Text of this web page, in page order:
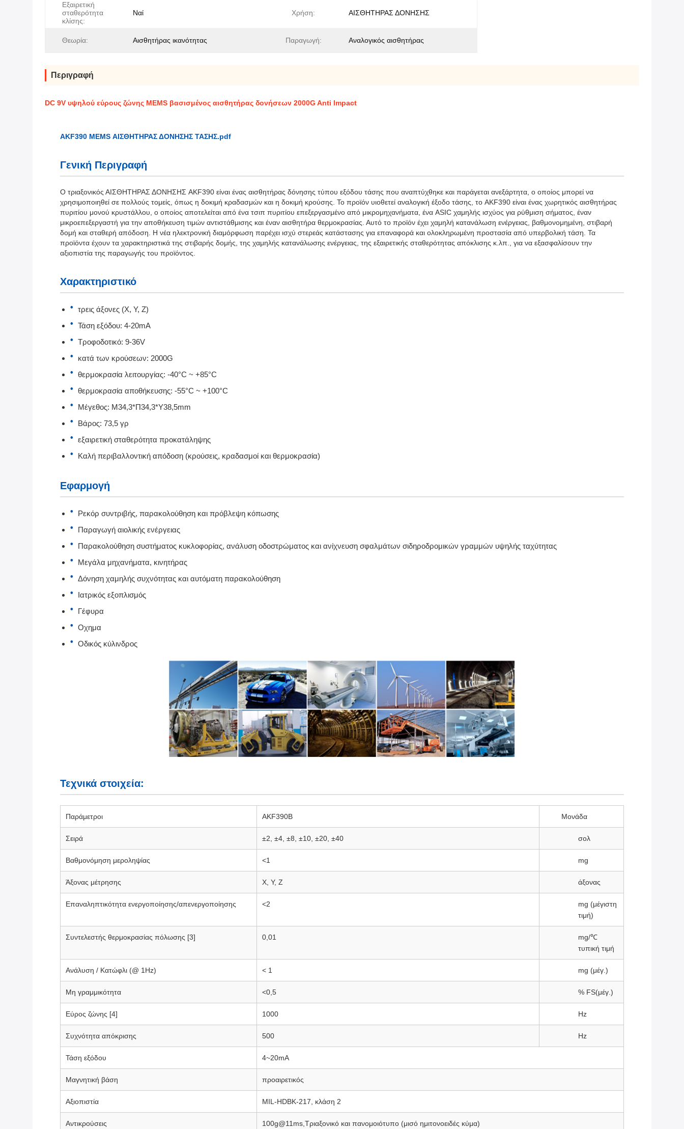
Εξαιρετική
σταθερότητα
κλίσης:
Ναί Χρήση: ΑΙΣΘΗΤΗΡΑΣ ΔΟΝΗΣΗΣ
Θεωρία: Αισθητήρας ικανότητας Παραγωγή: Αναλογικός αισθητήρας
Περιγραφή
DC 9V υψηλού εύρους ζώνης MEMS βασισμένος αισθητήρας δονήσεων 2000G Anti Impact
AKF390 MEMS ΑΙΣΘΗΤΗΡΑΣ ΔΟΝΗΣΗΣ ΤΑΣΗΣ.pdf
Γενική Περιγραφή
Ο τριαξονικός ΑΙΣΘΗΤΗΡΑΣ ΔΟΝΗΣΗΣ AKF390 είναι ένας αισθητήρας δόνησης τύπου εξόδου τάσης που αναπτύχθηκε και παράγεται ανεξάρτητα, ο οποίος μπορεί να
χρησιμοποιηθεί σε πολλούς τομείς, όπως η δοκιμή κραδασμών και η δοκιμή κρούσης. Το προϊόν υιοθετεί αναλογική έξοδο τάσης, το AKF390 είναι ένας χωρητικός αισθητήρας
πυριτίου μονού κρυστάλλου, ο οποίος αποτελείται από ένα τσιπ πυριτίου επεξεργασμένο από μικρομηχανήματα, ένα ASIC χαμηλής ισχύος για ρύθμιση σήματος, έναν
μικροεπεξεργαστή για την αποθήκευση τιμών αντιστάθμισης και έναν αισθητήρα θερμοκρασίας. Αυτό το προϊόν έχει χαμηλή κατανάλωση ενέργειας, βαθμονομημένη, στιβαρή
δομή και σταθερή απόδοση. Η νέα ηλεκτρονική διαμόρφωση παρέχει ισχύ στερεάς κατάστασης για επαναφορά και ολοκληρωμένη προστασία από υπερβολική τάση. Τα
προϊόντα έχουν τα χαρακτηριστικά της στιβαρής δομής, της χαμηλής κατανάλωσης ενέργειας, της εξαιρετικής σταθερότητας απόκλισης κ.λπ., για να εξασφαλίσουν την
αξιοπιστία της παραγωγής του προϊόντος.
Χαρακτηριστικό
τρεις άξονες (Χ, Υ, Ζ)
Τάση εξόδου: 4-20mA
Τροφοδοτικό: 9-36V
κατά των κρούσεων: 2000G
θερμοκρασία λειτουργίας: -40°C ~ +85°C
θερμοκρασία αποθήκευσης: -55°C ~ +100°C
Μέγεθος: Μ34,3*Π34,3*Υ38,5mm
Βάρος: 73,5 γρ
εξαιρετική σταθερότητα προκατάληψης
Καλή περιβαλλοντική απόδοση (κρούσεις, κραδασμοί και θερμοκρασία)
Εφαρμογή
Ρεκόρ συντριβής, παρακολούθηση και πρόβλεψη κόπωσης
Παραγωγή αιολικής ενέργειας
Παρακολούθηση συστήματος κυκλοφορίας, ανάλυση οδοστρώματος και ανίχνευση σφαλμάτων σιδηροδρομικών γραμμών υψηλής ταχύτητας
Μεγάλα μηχανήματα, κινητήρας
Δόνηση χαμηλής συχνότητας και αυτόματη παρακολούθηση
Ιατρικός εξοπλισμός
Γέφυρα
Οχημα
Οδικός κύλινδρος
Τεχνικά στοιχεία:
Παράμετροι AKF390B Μονάδα
Σειρά ±2, ±4, ±8, ±10, ±20, ±40 σολ
Βαθμονόμηση μεροληψίας <1 mg
Άξονας μέτρησης Χ, Υ, Ζ άξονας
Επαναληπτικότητα ενεργοποίησης/απενεργοποίησης <2
mg (μέγιστη
τιμή)
Συντελεστής θερμοκρασίας πόλωσης [3] 0,01
mg/℃
τυπική τιμή
Ανάλυση / Κατώφλι (@ 1Hz) < 1 mg (μέγ.)
Μη γραμμικότητα <0,5 % FS(μέγ.)
Εύρος ζώνης [4] 1000 Hz
Συχνότητα απόκρισης 500 Hz
Τάση εξόδου 4~20mA
Μαγνητική βάση προαιρετικός
Αξιοπιστία MIL-HDBK-217, κλάση 2
Αντικρούσεις 100g@11ms,Τριαξονικό και πανομοιότυπο (μισό ημιτονοειδές κύμα)